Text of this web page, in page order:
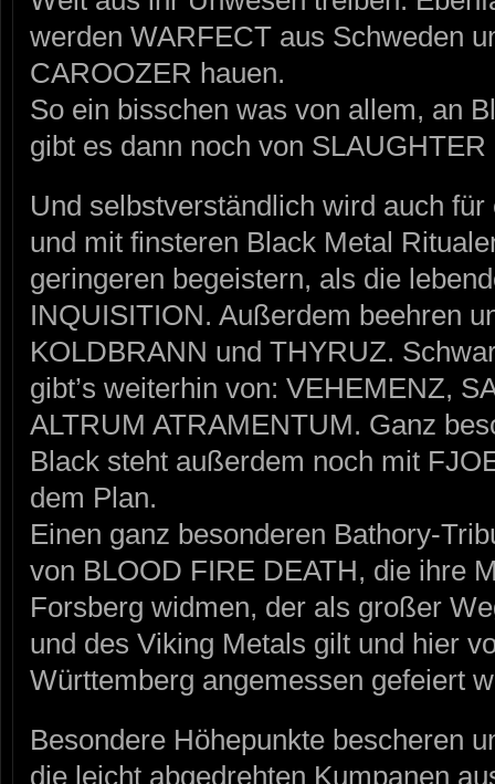
werden WARFECT aus Schweden
CAROOZER hauen.
So ein bisschen was von allem, an
gibt es dann noch von
Und selbstverständlich wird auch
und mit finsteren Black Metal
geringeren begeistern, als die
INQUISITION. Außerdem beehren
KOLDBRANN und THYRUZ.
gibt’s weiterhin von: VEHEMENZ,
ALTRUM ATRAMENTUM. Ganz
Black steht außerdem noch mit
dem Plan.
Einen ganz besonderen Bathory-
von BLOOD FIRE DEATH, die ihre
Forsberg widmen, der als großer
und des Viking Metals gilt und hier
Württemberg angemessen gefeiert
Besondere Höhepunkte bescheren
die leicht abgedrehten Kumpanen